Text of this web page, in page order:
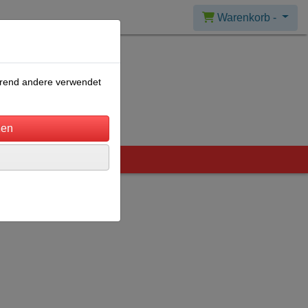
Warenkorb -
andere verwendet